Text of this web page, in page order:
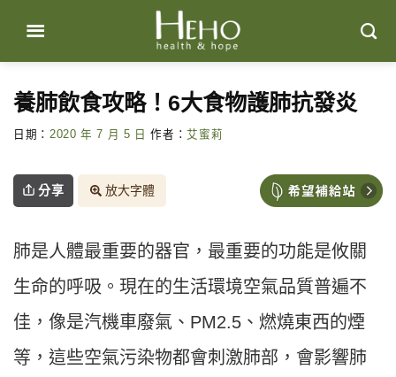
content
養肺飲食攻略！6大食物護肺抗發炎
日期： 2020 年 7 月 5 日 作者：艾蜜莉
分享 放大字體
肺是人體最重要的器官，最重要的功能是攸關
生命的呼吸。現在的生活環境空氣品質普遍不
佳，像是汽機車廢氣、PM2.5、燃燒東西的煙
等，這些空氣污染物都會刺激肺部，會影響肺